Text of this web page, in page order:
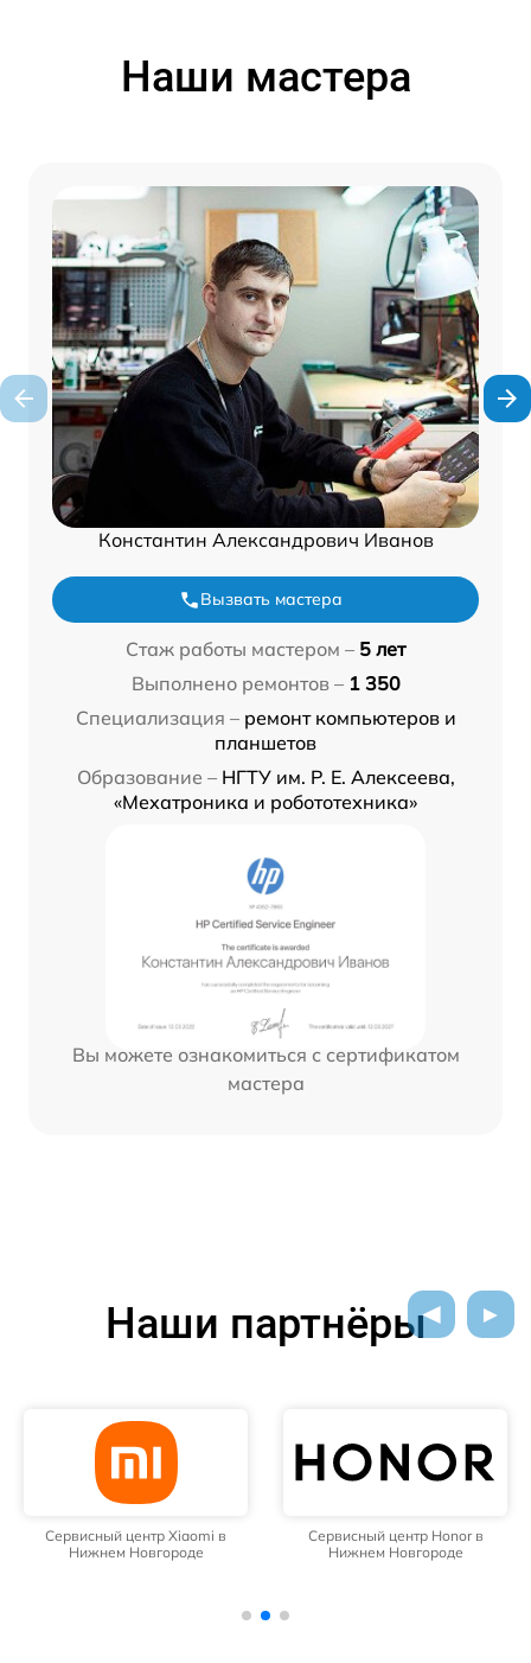
Наши мастера
Константин Александрович Иванов
Вызвать мастера
Стаж работы мастером – 5 лет
Выполнено ремонтов – 1 350
Специализация – ремонт компьютеров и
планшетов
Образование – НГТУ им. Р. Е. Алексеева,
«Мехатроника и робототехника»
Вы можете ознакомиться с сертификатом
мастера
Наши партнёры
Сервисный центр Xiaomi в
Нижнем Новгороде
Сервисный центр Honor в
Нижнем Новгороде